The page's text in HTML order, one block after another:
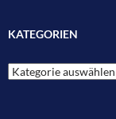
KATEGORIEN
Kategorien